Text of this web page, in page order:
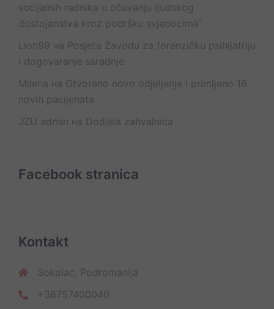
socijalnih radnika u očuvanju ljudskog
dostojanstva kroz podršku svjedocima“
Lion99 на Posjeta Zavodu za forenzičku psihijatriju
i dogovaranje saradnje
Milena на Otvoreno novo odjeljenje i primljeno 16
novih pacijenata
JZU admin на Dodjela zahvalnica
Facebook stranica
Kontakt
Sokolac, Podromanija
+38757400040